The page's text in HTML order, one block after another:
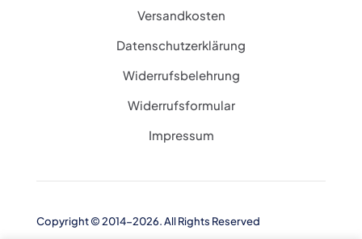
Versandkosten
Datenschutzerklärung
Widerrufsbelehrung
Widerrufsformular
Impressum
Copyright © 2014-2026. All Rights Reserved